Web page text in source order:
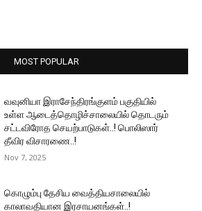
MOST POPULAR
வவுனியா இராசேந்திரங்குளம் பகுதியில்
உள்ள ஆடைத்தொழிச்சாலையில் தொடரும்
சட்டவிரோத செயற்பாடுகள்..! பொலிஸார்
தீவிர விசாரணை..!
Nov 7, 2025
கொழும்பு தேசிய வைத்தியசாலையில்
காலாவதியான இரசாயனங்கள்..!